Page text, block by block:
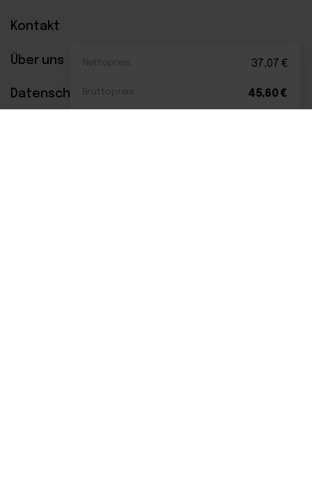
Nettopreis: 37,07 €
Bruttopreis: 45,60 €
Kontakt
Über uns
Datenschutzerklärung